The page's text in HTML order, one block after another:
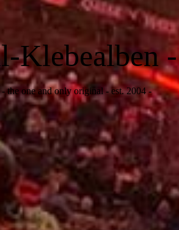
Klebealben -
- the one and only original - est. 2004 -